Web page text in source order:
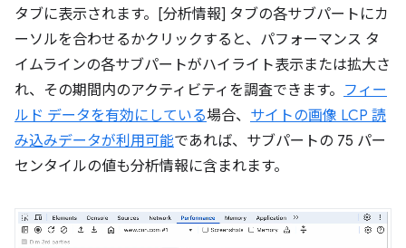
タブに表示されます。[分析情報] タブの各サブパートにカ
ーソルを合わせるかクリックすると、パフォーマンス タ
イムラインの各サブパートがハイライト表示または拡大さ
れ、その期間内のアクティビティを調査できます。 フィー
ルド データを有効にしている場合、 サイトの画像 LCP 読
み込みデータが利用可能であれば、サブパートの 75 パー
センタイルの値も分析情報に含まれます。